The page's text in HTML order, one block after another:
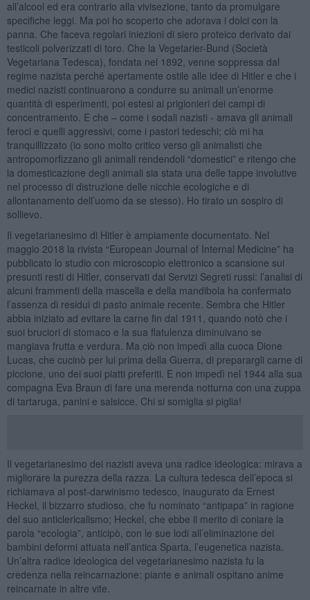
all’alcool ed era contrario alla vivisezione, tanto da promulgare
specifiche leggi. Ma poi ho scoperto che adorava i dolci con la
panna. Che faceva regolari iniezioni di siero proteico derivato dai
testicoli polverizzati di toro. Che la Vegetarier-Bund (Società
Vegetariana Tedesca), fondata nel 1892, venne soppressa dal
regime nazista perché apertamente ostile alle idee di Hitler e che i
medici nazisti continuarono a condurre su animali un’enorme
quantità di esperimenti, poi estesi ai prigionieri dei campi di
concentramento. E che – come i sodali nazisti - amava gli animali
feroci e quelli aggressivi, come i pastori tedeschi; ciò mi ha
tranquillizzato (io sono molto critico verso gli animalisti che
antropomorfizzano gli animali rendendoli “domestici” e ritengo che
la domesticazione degli animali sia stata una delle tappe involutive
nel processo di distruzione delle nicchie ecologiche e di
allontanamento dell’uomo da se stesso). Ho tirato un sospiro di
sollievo.
Il vegetarianesimo di Hitler è ampiamente documentato. Nel
maggio 2018 la rivista “European Journal of Internal Medicine” ha
pubblicato lo studio con microscopio elettronico a scansione sui
presunti resti di Hitler, conservati dai Servizi Segreti russi: l’analisi di
alcuni frammenti della mascella e della mandibola ha confermato
l’assenza di residui di pasto animale recente. Sembra che Hitler
abbia iniziato ad evitare la carne fin dal 1911, quando notò che i
suoi bruciori di stomaco e la sua flatulenza diminuivano se
mangiava frutta e verdura. Ma ciò non impedì alla cuoca Dione
Lucas, che cucinò per lui prima della Guerra, di preparargli carne di
piccione, uno dei suoi piatti preferiti. E non impedì nel 1944 alla sua
compagna Eva Braun di fare una merenda notturna con una zuppa
di tartaruga, panini e salsicce. Chi si somiglia si piglia!
Il vegetarianesimo dei nazisti aveva una radice ideologica: mirava a
migliorare la purezza della razza. La cultura tedesca dell’epoca si
richiamava al post-darwinismo tedesco, inaugurato da Ernest
Heckel, il bizzarro studioso, che fu nominato “antipapa” in ragione
del suo anticlericalismo; Heckel, che ebbe il merito di coniare la
parola “ecologia”, anticipò, con le sue lodi all’eliminazione dei
bambini deformi attuata nell’antica Sparta, l’eugenetica nazista.
Un’altra radice ideologica del vegetarianesimo nazista fu la
credenza nella reincarnazione: piante e animali ospitano anime
reincarnate in altre vite.